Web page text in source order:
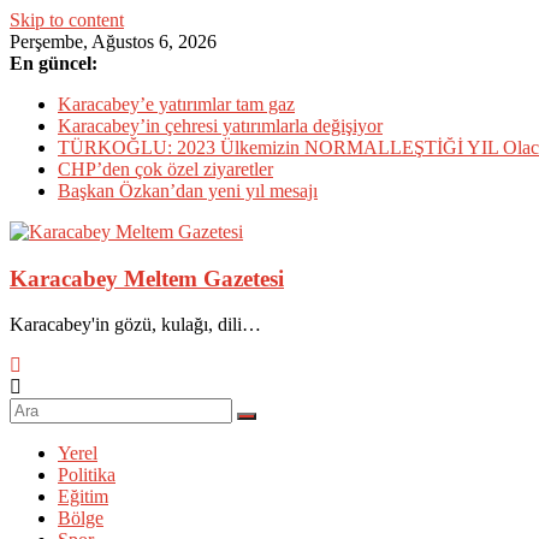
Skip to content
Perşembe, Ağustos 6, 2026
En güncel:
Karacabey’e yatırımlar tam gaz
Karacabey’in çehresi yatırımlarla değişiyor
TÜRKOĞLU: 2023 Ülkemizin NORMALLEŞTİĞİ YIL
CHP’den çok özel ziyaretler
Başkan Özkan’dan yeni yıl mesajı
Karacabey Meltem Gazetesi
Karacabey'in gözü, kulağı, dili…
Yerel
Politika
Eğitim
Bölge